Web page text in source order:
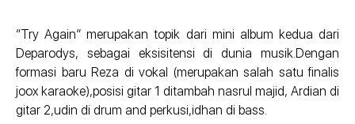
“Try Again” merupakan topik dari mini album kedua dari
Deparodys, sebagai eksisitensi di dunia musik.Dengan
formasi baru Reza di vokal (merupakan salah satu finalis
joox karaoke),posisi gitar 1 ditambah nasrul majid, Ardian di
gitar 2,udin di drum and perkusi,idhan di bass.